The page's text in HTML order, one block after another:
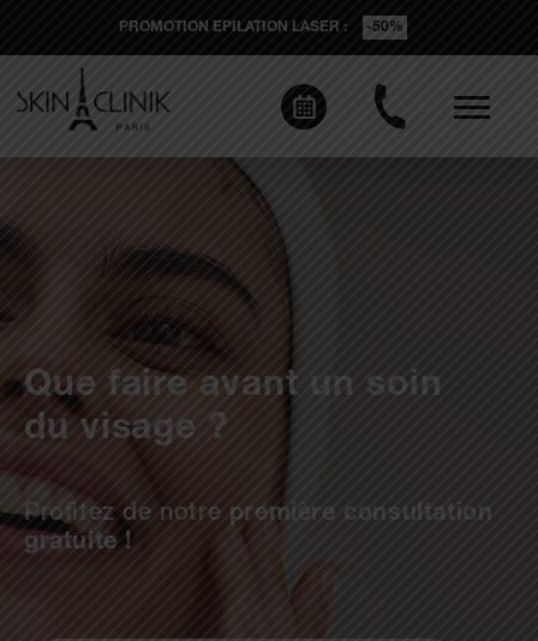
PROMOTION EPILATION LASER : -50%
Que faire avant un soin
du visage ?
Profitez de notre première consultation
gratuite !